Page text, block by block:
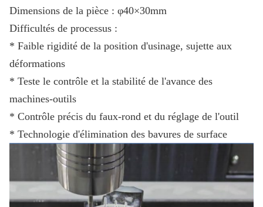
Dimensions de la pièce : φ40×30mm
Difficultés de processus :
* Faible rigidité de la position d'usinage, sujette aux
déformations
* Teste le contrôle et la stabilité de l'avance des
machines-outils
* Contrôle précis du faux-rond et du réglage de l'outil
* Technologie d'élimination des bavures de surface